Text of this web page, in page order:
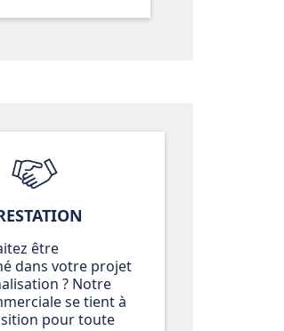
être
dans votre projet
? Notre
se tient à
pour toute